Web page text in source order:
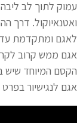
עמוק לתוך לב
ואטנאיוקול. דרך
לאגם ומתקדמת עד
אגם ממש קרוב
הקסם המיוחד שיש
אגם לנגישיור